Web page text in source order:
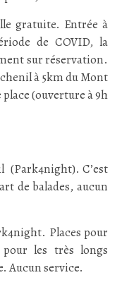
gratuite. Entrée à
de COVID, la
sur réservation.
à 5km du Mont
(ouverture à 9h
(Park4night). C’est
de balades, aucun
Places pour
les très longs
Aucun service.